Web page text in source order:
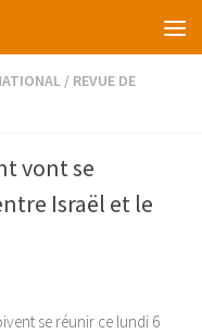
/ REVUE DE
vont se
Israël et le
se réunir ce lundi 6